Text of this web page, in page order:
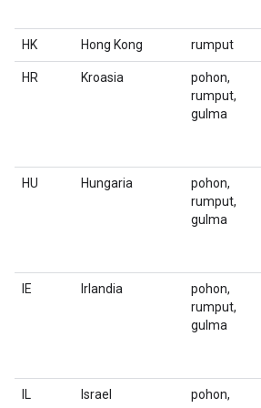
HK Hong Kong rumput
HR Kroasia
pohon,
rumput,
gulma
HU Hungaria
pohon,
rumput,
gulma
IE Irlandia
pohon,
rumput,
gulma
IL Israel
pohon,